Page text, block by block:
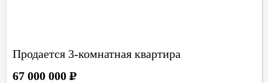
Продается 3-комнатная квартира
67 000 000Р